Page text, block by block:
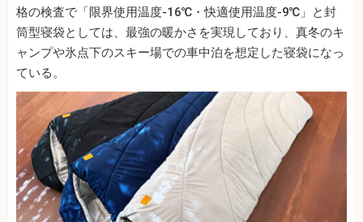
格の検査で「限界使用温度-16℃・快適使用温度-9℃」と封
筒型寝袋としては、最強の暖かさを実現しており、真冬のキ
ャンプや氷点下のスキー場での車中泊を想定した寝袋になっ
ている。